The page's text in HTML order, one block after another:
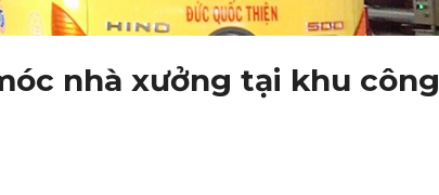
nhà xưởng tại khu công